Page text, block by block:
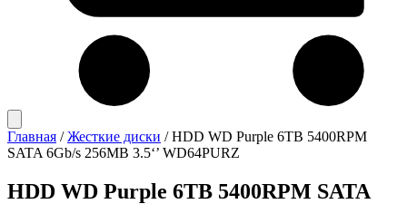
Главная / Жесткие диски / HDD WD Purple 6TB 5400RPM
SATA 6Gb/s 256MB 3.5‘’ WD64PURZ
HDD WD Purple 6TB 5400RPM SATA